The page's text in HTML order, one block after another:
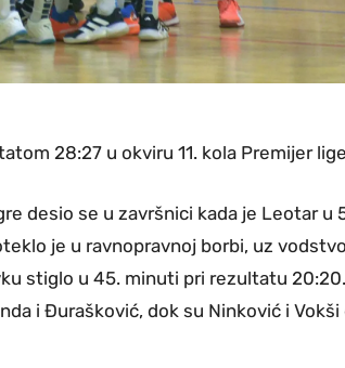
28:27 u okviru 11. kola Premijer
desio se u završnici kada je Leotar u
je u ravnopravnoj borbi, uz
stiglo u 45. minuti pri rezultatu
i Đurašković, dok su Ninković i Vokši